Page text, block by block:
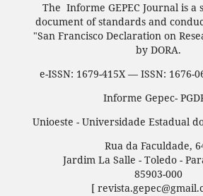
The Informe GEPEC Journal is a
document of standards and
"San Francisco Declaration on
by DORA.
e-ISSN: 1679-415X — ISSN: 1676-
Informe Gepec-
Unioeste - Universidade Estadual
Rua da Faculdade,
Jardim La Salle - Toledo -
85903-000
[